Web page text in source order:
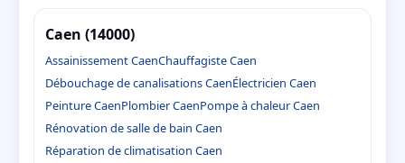
Caen (14000)
Assainissement CaenChauffagiste Caen
Débouchage de canalisations CaenÉlectricien Caen
Peinture CaenPlombier CaenPompe à chaleur Caen
Rénovation de salle de bain Caen
Réparation de climatisation Caen